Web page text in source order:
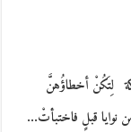
لِتَكُنْ أخطاؤُهنَّ
نوايا قبلٍ فاختبأتْ…